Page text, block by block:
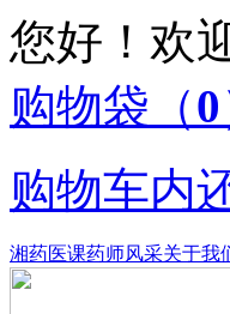
您好！欢
购物袋 （0
购物车内
湘药医课药师风采关于我